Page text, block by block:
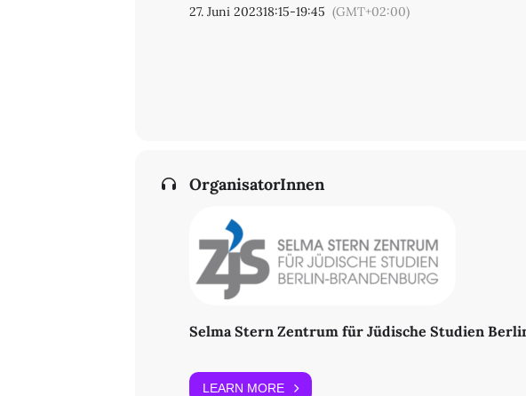
27. Juni 202318:15-19:45 (GMT+02:00)
OrganisatorInnen
Selma Stern Zentrum für Jüdische Studien
LEARN MORE